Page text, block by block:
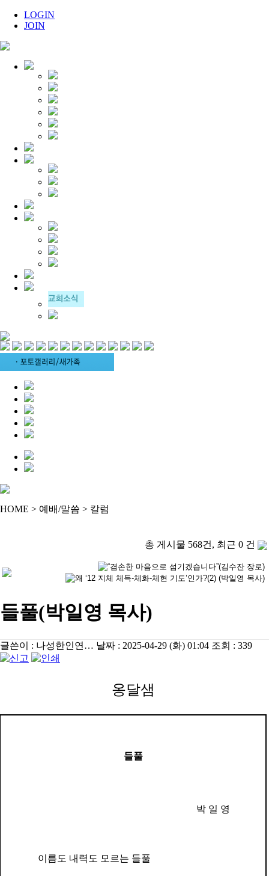
LOGIN
JOIN
HOME > 예배/말씀 > 칼럼
총 게시물 568건, 최근 0 건
들풀(박일영 목사)
글쓴이 : 나성한인연… 날짜 : 2025-04-29 (화) 01:04 조회 : 339
옹달샘
들풀
박 일 영
이름도 내력도 모르는 들풀